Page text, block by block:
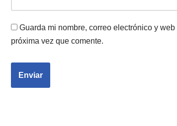
Guarda mi nombre, correo electrónico y
próxima vez que comente.